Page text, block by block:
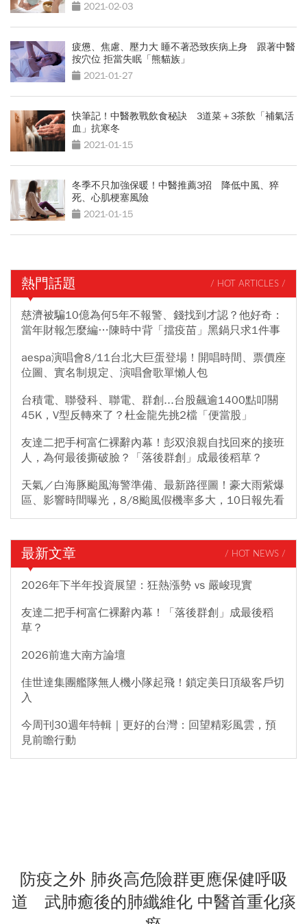
2021-02-03
疲憊、焦慮、壓力大 睡不著恐致疾病上身 跟著中醫
按穴位 拒當失眠「熊貓族」
2021-01-27
快筆記！中醫教戰飲食秘訣 3道菜＋3茶飲「補氣活
血」抗寒冬
2021-01-15
冬季不只加強保暖！中醫推薦3招 降低中風、猝
死、心肌梗塞風險
2021-01-15
熱門話題 / HOT ARTICLES /
慈濟被騙10億為何5年不報警、錢找到才認？他好奇：
當年財報怎麼編…陳時中背「擋疫苗」黑鍋只求1件事
aespa演唱會8/11台北大巨蛋登場！開唱時間、票價座
位圖、實名制規定、演唱會歌單懶人包
台積電、聯發科、聯電、群創...台股飆逾1400點叩關
45K，V型反轉來了？杜金龍先挑2檔「便當股」
友達二把手柯富仁裸辭內幕！彭双浪親自找回來的接班
人，為何最後撕破臉？「落後群創」成最後稻草？
天氣／白海豚颱風海警準備、最新路徑圖！豪大雨紫爆
區、影響時間曝光，8/8颱風假機率多大，10日報先看
最新文章 / HOT NEWS /
2026年下半年投資展望：狂熱漲勢 vs 嚴峻現實
友達二把手柯富仁裸辭內幕！「落後群創」成最後稻
草？
2026前進大南方論壇
佳世達集團艦隊無人機小隊起飛！鎖定美日頂級客戶切
入
今周刊30週年特輯｜更好的台灣：回望精彩風雲，預
見前瞻行動
防疫之外 肺炎高危險群更應保健呼吸
道 武肺癒後的肺纖維化 中醫首重化痰